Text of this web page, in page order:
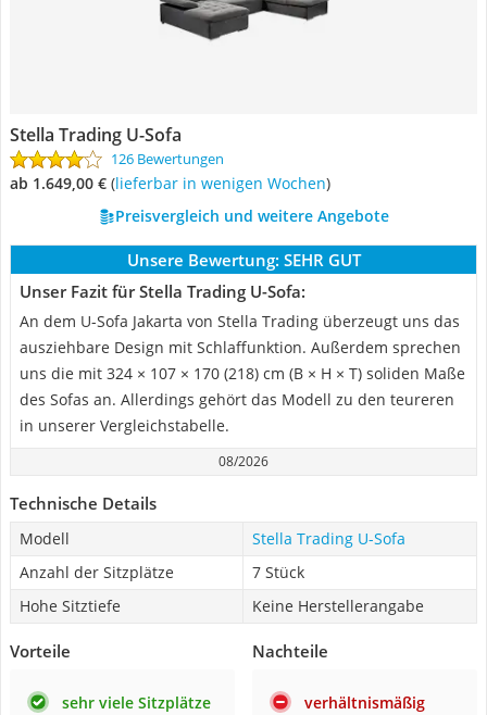
Stella Trading U-Sofa
126 Bewertungen
ab 1.649,00 € ( Lieferbar in wenigen Wochen)
Preisvergleich und weitere Angebote
Unsere Bewertung: SEHR GUT
Unser Fazit für Stella Trading U-Sofa:
An dem U-Sofa Jakarta von Stella Trading überzeugt uns das
ausziehbare Design mit Schlaffunktion. Außerdem sprechen
uns die mit 324 × 107 × 170 (218) cm (B × H × T) soliden Maße
des Sofas an. Allerdings gehört das Modell zu den teureren
in unserer Vergleichstabelle.
08/2026
Technische Details
Modell
Stella Trading U-Sofa
Anzahl der Sitzplätze
7 Stück
Hohe Sitztiefe
Keine Herstellerangabe
Vorteile
sehr viele Sitzplätze
Nachteile
verhältnismäßig